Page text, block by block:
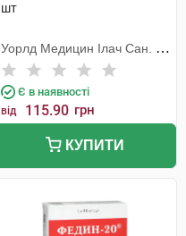
шт
Уорлд Медицин Ілач Сан. Ве
Тідж
Є в наявності
від 115.90 грн
КУПИТИ